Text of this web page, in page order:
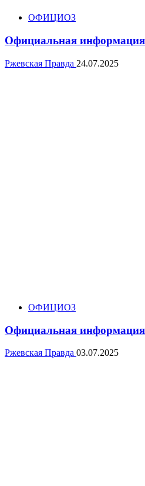
ОФИЦИОЗ
Официальная
Ржевская Правда 24.07.2025
ОФИЦИОЗ
Официальная
Ржевская Правда 03.07.2025